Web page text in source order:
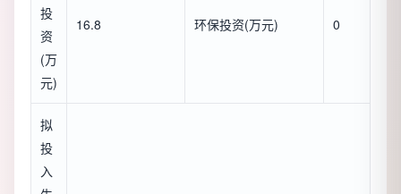
投
资
(万
元)
16.8 环保投资(万元) 0
拟
投
入